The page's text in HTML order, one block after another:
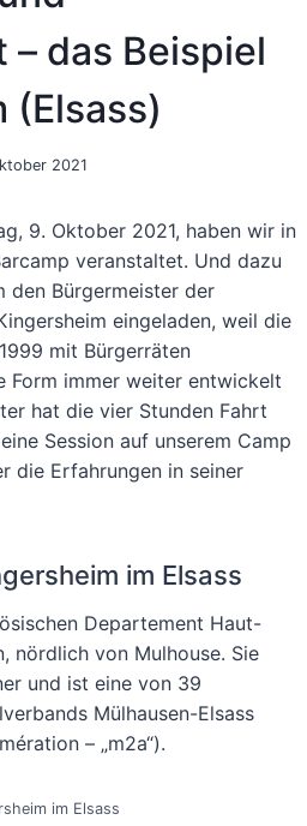
das Beispiel
(Elsass)
2021
9. Oktober 2021, haben wir in
veranstaltet. Und dazu
den Bürgermeister der
eingeladen, weil die
mit Bürgerräten
Form immer weiter entwickelt
hat die vier Stunden Fahrt
Session auf unserem Camp
die Erfahrungen in seiner
im Elsass
Departement Haut-
nördlich von Mulhouse. Sie
und ist eine von 39
Mülhausen-Elsass
– „m2a“).
im Elsass